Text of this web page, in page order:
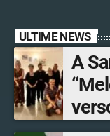
ULTIME NEWS
A